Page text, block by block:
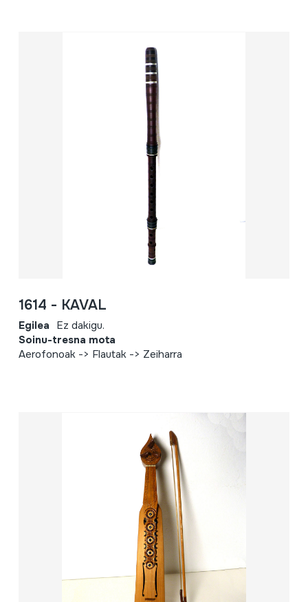
1614 - KAVAL
Egilea Ez dakigu.
Soinu-tresna mota
Aerofonoak -> Flautak -> Zeiharra